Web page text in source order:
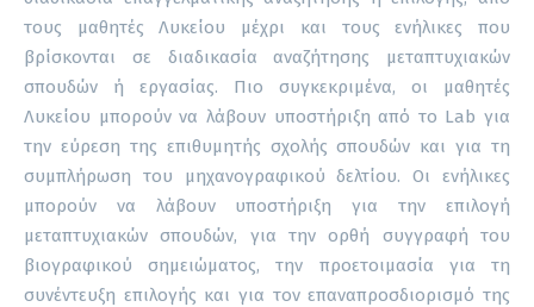
τους μαθητές Λυκείου μέχρι και τους ενήλικες που
βρίσκονται σε διαδικασία αναζήτησης μεταπτυχιακών
σπουδών ή εργασίας. Πιο συγκεκριμένα, οι μαθητές
Λυκείου μπορούν να λάβουν υποστήριξη από το Lab για
την εύρεση της επιθυμητής σχολής σπουδών και για τη
συμπλήρωση του μηχανογραφικού δελτίου. Οι ενήλικες
μπορούν να λάβουν υποστήριξη για την επιλογή
μεταπτυχιακών σπουδών, για την ορθή συγγραφή του
βιογραφικού σημειώματος, την προετοιμασία για τη
συνέντευξη επιλογής και για τον επαναπροσδιορισμό της